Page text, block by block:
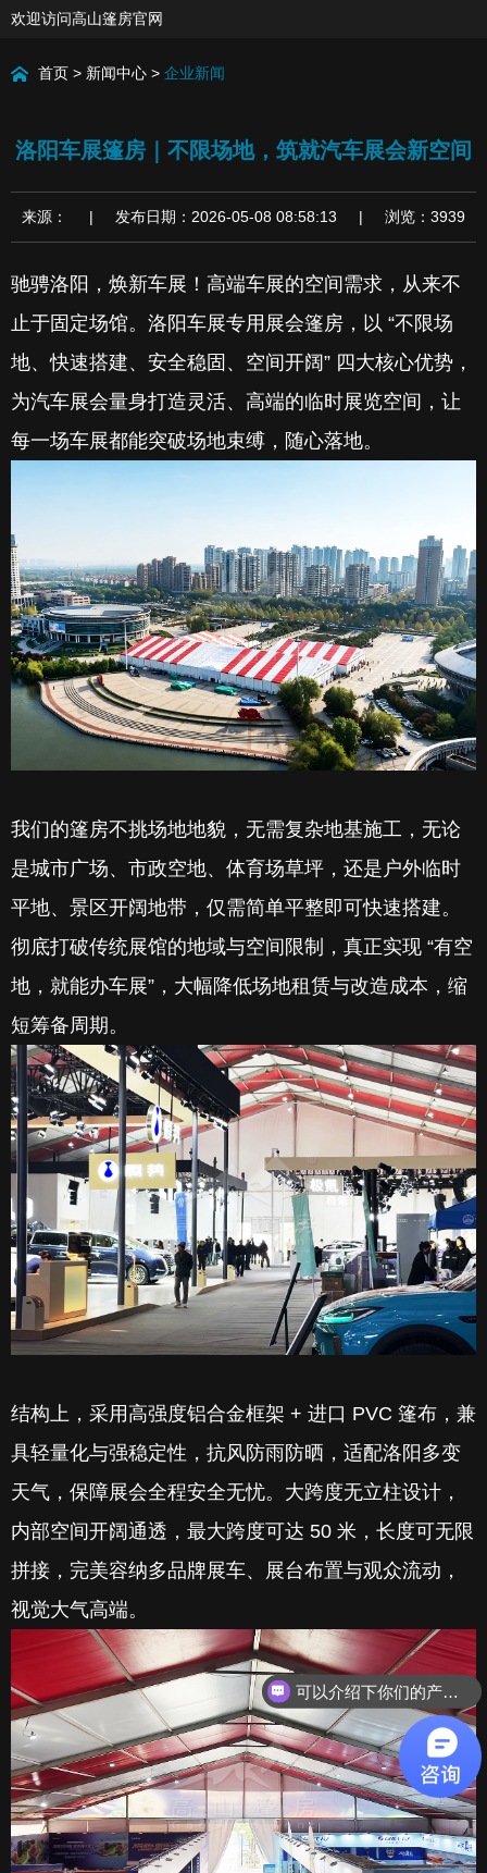
欢迎访问高山篷房官网
首页 > 新闻中心 > 企业新闻
洛阳车展篷房｜不限场地，筑就汽车展会新空间
来源： | 发布日期：2026-05-08 08:58:13 | 浏览：3939
驰骋洛阳，焕新车展！高端车展的空间需求，从来不
止于固定场馆。洛阳车展专用展会篷房，以 “不限场
地、快速搭建、安全稳固、空间开阔” 四大核心优势，
为汽车展会量身打造灵活、高端的临时展览空间，让
每一场车展都能突破场地束缚，随心落地。
我们的篷房不挑场地地貌，无需复杂地基施工，无论
是城市广场、市政空地、体育场草坪，还是户外临时
平地、景区开阔地带，仅需简单平整即可快速搭建。
彻底打破传统展馆的地域与空间限制，真正实现 “有空
地，就能办车展”，大幅降低场地租赁与改造成本，缩
短筹备周期。
结构上，采用高强度铝合金框架 + 进口 PVC 篷布，兼
具轻量化与强稳定性，抗风防雨防晒，适配洛阳多变
天气，保障展会全程安全无忧。大跨度无立柱设计，
内部空间开阔通透，最大跨度可达 50 米，长度可无限
拼接，完美容纳多品牌展车、展台布置与观众流动，
视觉大气高端。
可以介绍下你们的产品么？